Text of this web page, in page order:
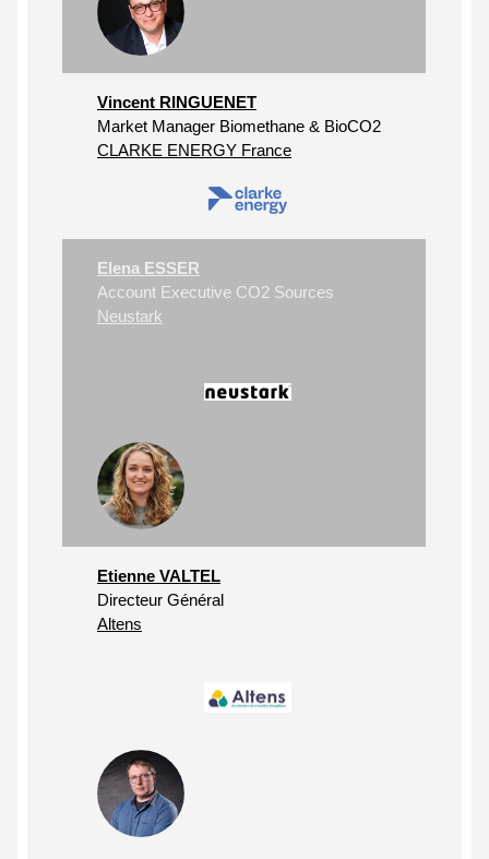
Vincent RINGUENET
Market Manager Biomethane & BioCO2
CLARKE ENERGY France
Elena ESSER
Account Executive CO2 Sources
Neustark
Etienne VALTEL
Directeur Général
Altens